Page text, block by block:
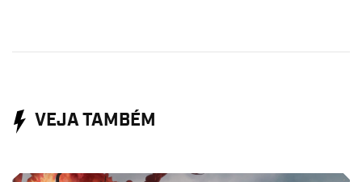
VEJA TAMBÉM